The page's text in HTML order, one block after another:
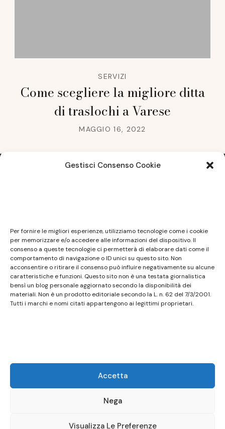
Gestisci Consenso Cookie
Per fornire le migliori esperienze, utilizziamo tecnologie come i cookie
per memorizzare e/o accedere alle informazioni del dispositivo. Il
consenso a queste tecnologie ci permetterà di elaborare dati come il
comportamento di navigazione o ID unici su questo sito. Non
acconsentire o ritirare il consenso può influire negativamente su alcune
caratteristiche e funzioni. Questo sito non è una testata giornalistica
bensì un blog personale aggiornato secondo la disponibilità dei
materiali. Non è un prodotto editoriale secondo la L. n. 62 del 7/3/2001.
Tutti i marchi e nomi citati appartengono ai legittimi proprietari.
Accetta
Nega
Visualizza Le Preferenze
SERVIZI
Come scegliere la migliore ditta
di traslochi a Varese
MAGGIO 16, 2022
non ha carattere periodico essendo aggiornato
secondo la disponibilità e la reperibilità dei materiali.
Pertanto non può essere considerato in alcun modo
un prodotto editoriale ai sensi della L. n. 62 del
7/3/2001. Tutti i marchi riportati appartengono ai
legittimi proprietari; marchi di terzi, nomi di prodotti,
tecnici, in totale rispetto della normativa europea.
Maggiori dettagli alla pagina: